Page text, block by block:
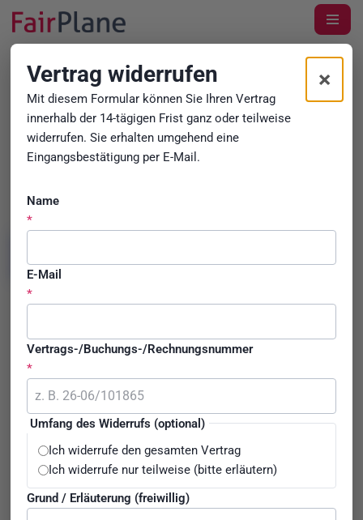
Zum
Inhalt
DIE FLUGGASTRECHT EXPERTEN
Allgemeine
Geschäftsbedingungen
Stand: April 2026
stornieren
Gute Geschäftsbeziehungen sind klar und fair geregelt. Mit den
nachstehenden Allgemeinen Geschäftsbedingungen der FP
Geschäftsanschrift in 1010 Wien, Fleischmarkt 3-5/14 (in der
Folge kurz: FairPlane oder wir) vereinbaren wir die Grundlage
für unseren gemeinsamen Weg zu Ihrer Entschädigung.
Damit Sie schnell finden, was Sie suchen, ist der nachstehende
Text mit Überschriften, Einleitungen und Fragen gegliedert. Sie
dienen Ihrer Orientierung und definieren und begrenzen nicht
den Inhalt.
ABSCHNITT I
×
Vertrag widerrufen
Mit diesem Formular können Sie Ihren Vertrag
innerhalb der 14-tägigen Frist ganz oder teilweise
widerrufen. Sie erhalten umgehend eine
Eingangsbestätigung per E-Mail.
Name
*
E-Mail
*
Vertrags-/Buchungs-/Rechnungsnummer
*
Umfang des Widerrufs (optional)
Ich widerrufe den gesamten Vertrag
Ich widerrufe nur teilweise (bitte erläutern)
Grund / Erläuterung (freiwillig)